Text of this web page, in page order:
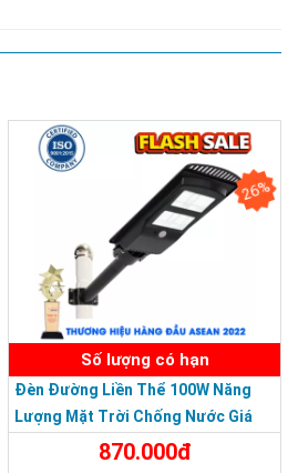
26%
Số lượng có hạn
Đèn Đường Liền Thể 100W Năng
Lượng Mặt Trời Chống Nước Giá
870.000đ